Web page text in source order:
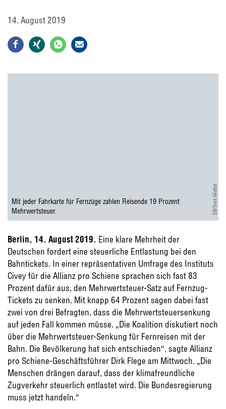
14. August 2019
DB/Uwe Miethe
Mit jeder Fahrkarte für Fernzüge zahlen Reisende 19 Prozent
Mehrwertsteuer.
Berlin, 14. August 2019. Eine klare Mehrheit der
Deutschen fordert eine steuerliche Entlastung bei den
Bahntickets. In einer repräsentativen Umfrage des Instituts
Civey für die Allianz pro Schiene sprachen sich fast 83
Prozent dafür aus, den Mehrwertsteuer-Satz auf Fernzug-
Tickets zu senken. Mit knapp 64 Prozent sagen dabei fast
zwei von drei Befragten, dass die Mehrwertsteuersenkung
auf jeden Fall kommen müsse. „Die Koalition diskutiert noch
über die Mehrwertsteuer-Senkung für Fernreisen mit der
Bahn. Die Bevölkerung hat sich entschieden“, sagte Allianz
pro Schiene-Geschäftsführer Dirk Flege am Mittwoch. „Die
Menschen drängen darauf, dass der klimafreundliche
Zugverkehr steuerlich entlastet wird. Die Bundesregierung
muss jetzt handeln.“